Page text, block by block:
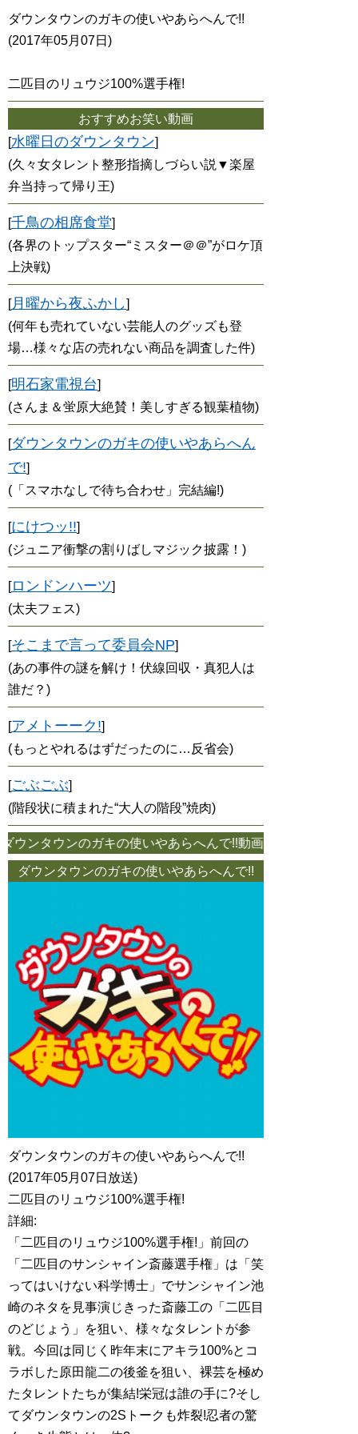
ダウンタウンのガキの使いやあらへんで!!
(2017年05月07日)
二匹目のリュウジ100%選手権!
おすすめお笑い動画
[水曜日のダウンタウン]
(久々女タレント整形指摘しづらい説▼楽屋
弁当持って帰り王)
[千鳥の相席食堂]
(各界のトップスター“ミスター＠＠”がロケ頂
上決戦)
[月曜から夜ふかし]
(何年も売れていない芸能人のグッズも登
場…様々な店の売れない商品を調査した件)
[明石家電視台]
(さんま＆蛍原大絶賛！美しすぎる観葉植物)
[ダウンタウンのガキの使いやあらへん
で!]
(「スマホなしで待ち合わせ」完結編!)
[にけつッ!!]
(ジュニア衝撃の割りばしマジック披露！)
[ロンドンハーツ]
(太夫フェス)
[そこまで言って委員会NP]
(あの事件の謎を解け！伏線回収・真犯人は
誰だ？)
[アメトーーク!]
(もっとやれるはずだったのに…反省会)
[ごぶごぶ]
(階段状に積まれた“大人の階段”焼肉)
ンタウンのガキの使いやあらへんで!!動画(二匹目のリュウ
ダウンタウンのガキの使いやあらへんで!!
ダウンタウンのガキの使いやあらへんで!!
(2017年05月07日放送)
二匹目のリュウジ100%選手権!
詳細:
「二匹目のリュウジ100%選手権!」前回の
「二匹目のサンシャイン斎藤選手権」は「笑
ってはいけない科学博士」でサンシャイン池
崎のネタを見事演じきった斎藤工の「二匹目
のどじょう」を狙い、様々なタレントが参
戦。今回は同じく昨年末にアキラ100%とコ
ラボした原田龍二の後釜を狙い、裸芸を極め
たタレントたちが集結!栄冠は誰の手に?そし
てダウンタウンの2Sトークも炸裂!忍者の驚